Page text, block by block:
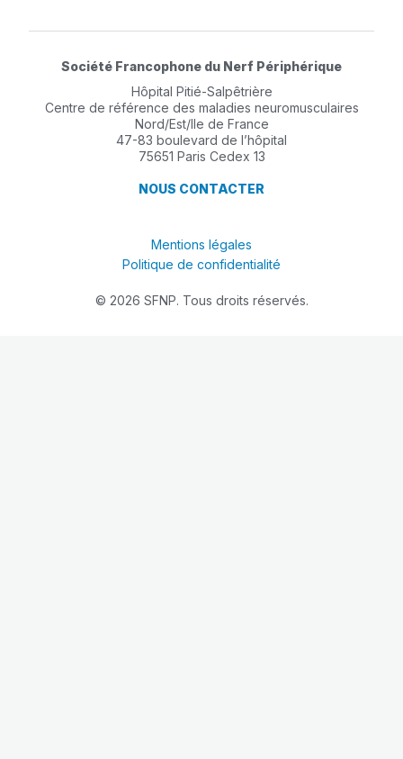
Société Francophone du Nerf Périphérique
Hôpital Pitié-Salpêtrière
Centre de référence des maladies neuromusculaires
Nord/Est/Ile de France
47-83 boulevard de l’hôpital
75651 Paris Cedex 13
NOUS CONTACTER
Mentions légales
Politique de confidentialité
© 2026 SFNP. Tous droits réservés.